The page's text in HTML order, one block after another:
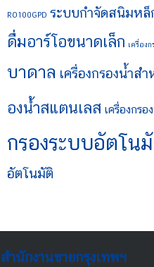
RO100GPD ระบบกำจัดสนิมหล็
ดื่มอาร์โอขนาดเล็ก เครื่องก
บาดาล เครื่องกรองน้ำส
องน้ำสแตนเลส เครื่องกรอ
กรองระบบอัตโน
อัตโนมัติ
สำนักงานขายกรุงเทพฯ